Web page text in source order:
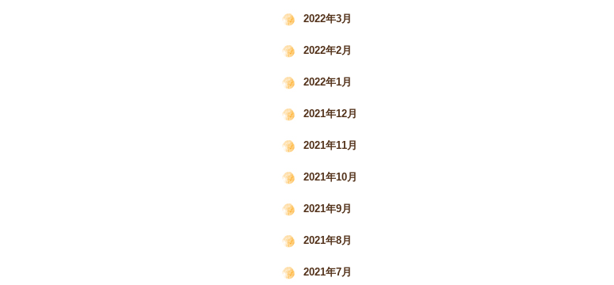
2022年3月
2022年2月
2022年1月
2021年12月
2021年11月
2021年10月
2021年9月
2021年8月
2021年7月